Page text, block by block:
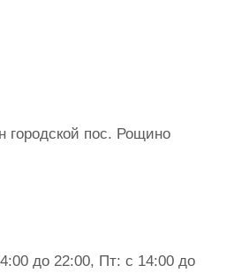
городской пос. Рощино
до 22:00, Пт: с 14:00 до